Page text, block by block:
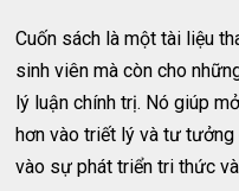
Cuốn sách là một tài liệu
sinh viên mà còn cho
lý luận chính trị. Nó giúp
hơn vào triết lý và tư
vào sự phát triển tri thức